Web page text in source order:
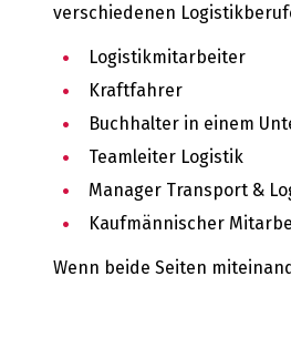
verschiedenen
Logistikmitarbeiter
Kraftfahrer
Buchhalter in einem
Teamleiter Logistik
Manager Transport &
Kaufmännischer
Wenn beide Seiten